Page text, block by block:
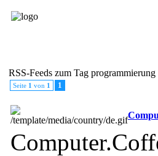
RSS-Feeds zum Tag programmierung
Seite 1 von 1 1